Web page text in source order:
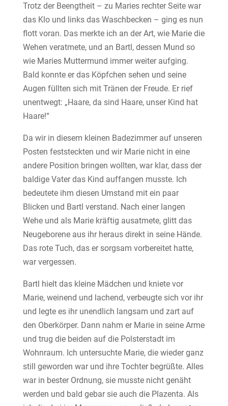
Trotz der Beengtheit – zu Maries rechter Seite war
das Klo und links das Waschbecken – ging es nun
flott voran. Das merkte ich an der Art, wie Marie die
Wehen veratmete, und an Bartl, dessen Mund so
wie Maries Muttermund immer weiter aufging.
Bald konnte er das Köpfchen sehen und seine
Augen füllten sich mit Tränen der Freude. Er rief
unentwegt: „Haare, da sind Haare, unser Kind hat
Haare!“
Da wir in diesem kleinen Badezimmer auf unseren
Posten feststeckten und wir Marie nicht in eine
andere Position bringen wollten, war klar, dass der
baldige Vater das Kind auffangen musste. Ich
bedeutete ihm diesen Umstand mit ein paar
Blicken und Bartl verstand. Nach einer langen
Wehe und als Marie kräftig ausatmete, glitt das
Neugeborene aus ihr heraus direkt in seine Hände.
Das rote Tuch, das er sorgsam vorbereitet hatte,
war vergessen.
Bartl hielt das kleine Mädchen und kniete vor
Marie, weinend und lachend, verbeugte sich vor ihr
und legte es ihr unendlich langsam und zart auf
den Oberkörper. Dann nahm er Marie in seine Arme
und trug die beiden auf die Polsterstadt im
Wohnraum. Ich untersuchte Marie, die wieder ganz
still geworden war und ihre Tochter begrüßte. Alles
war in bester Ordnung, sie musste nicht genäht
werden und bald gebar sie auch die Plazenta. Als